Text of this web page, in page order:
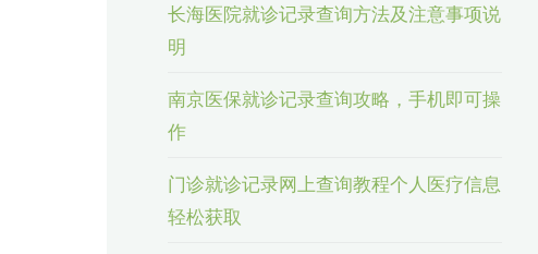
长海医院就诊记录查询方法及注意事项说
明
南京医保就诊记录查询攻略，手机即可操
作
门诊就诊记录网上查询教程个人医疗信息
轻松获取